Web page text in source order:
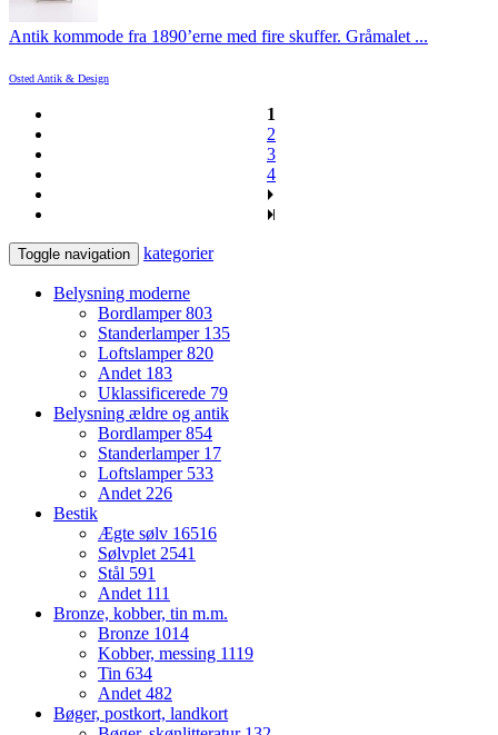
Antik kommode fra 1890’erne med fire skuffer. Gråmalet ...
Osted Antik & Design
1
2
3
4
Toggle navigation kategorier
Belysning moderne
Bordlamper803
Standerlamper 135
Loftslamper820
Andet 183
Uklassificerede 79
Belysning ældre og antik
Bordlamper854
Standerlamper 17
Loftslamper 533
Andet 226
Bestik
Ægte sølv 16516
Sølvplet 2541
Stål 591
Andet 111
Bronze, kobber, tin m.m.
Bronze 1014
Kobber, messing 1119
Tin 634
Andet 482
Bøger, postkort, landkort